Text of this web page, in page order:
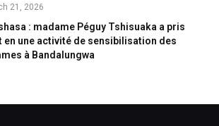
21, 2026
: madame Péguy Tshisuaka a pris
en une activité de sensibilisation des
à Bandalungwa